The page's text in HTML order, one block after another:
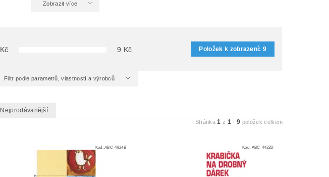
Zobrazit více
Kč 9 Kč Položek k zobrazení:9
Filtr podle parametrů, vlastností a výrobců
Nejprodávanější
Stránka1 z 1 -9 položek celkem
Kód:ABC-4824B Kód: ABC-4422D